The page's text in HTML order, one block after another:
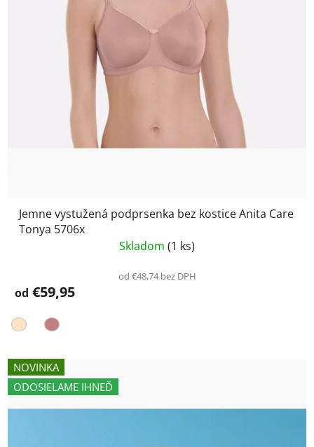
Jemne vystužená podprsenka bez kostice Anita Care
Tonya 5706x
Skladom (1 ks)
od €48,74 bez DPH
od €59,95
NOVINKA
ODOSIELAME IHNEĎ